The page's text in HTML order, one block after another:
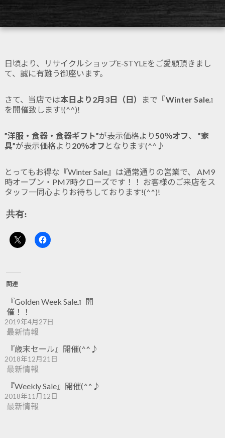
日頃より、リサイクルショップE-STYLEをご愛顧頂きまし
て、誠に有難う御座います。
さて、当店では本日より2月3日（日） まで 『Winter Sale』
を開催致します!(^^)!
”洋服・食器・食器ギフト”が表示価格より50％オフ、 ”家
具”が表示価格より 20％オフ となります(^^♪
とってもお得な『Winter Sale』は通常通りの営業で、 AM9
時オープン・PM7時クローズです！！ お客様のご来店をス
タッフ一同心よりお待ちしております!(^^)!
共有:
関連
『Golden Week Sale』開
催！！
2019年4月27日
最新情報
『歳末セール』開催(^^♪
2018年12月21日
最新情報
『Weekly Sale』開催(^^♪
2018年11月12日
最新情報